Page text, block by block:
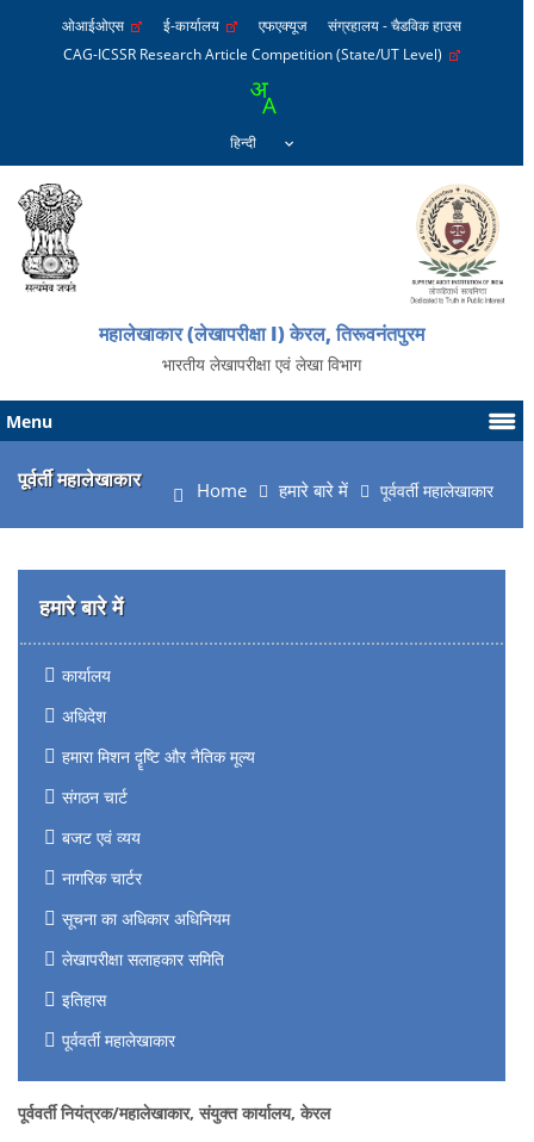
ओआईओएस ई-कार्यालय एफएक्यूज
संग्रहालय - चैडविक हाउस
CAG-ICSSR Research Article Competition (State/UT Level)
महालेखाकार (लेखापरीक्षा I) केरल, तिरूवनंतपुरम
भारतीय लेखापरीक्षा एवं लेखा विभाग
Menu
पूर्वर्ती महालेखाकार Home हमारे बारे में पूर्ववर्ती महालेखाकार
हमारे बारे में
कार्यालय
अधिदेश
हमारा मिशन दॄष्टि और नैतिक मूल्य
संगठन चार्ट
बजट एवं व्यय
नागरिक चार्टर
सूचना का अधिकार अधिनियम
लेखापरीक्षा सलाहकार समिति
इतिहास
पूर्ववर्ती महालेखाकार
पूर्ववर्ती नियंत्रक/महालेखाकार, संयुक्त कार्यालय, केरल